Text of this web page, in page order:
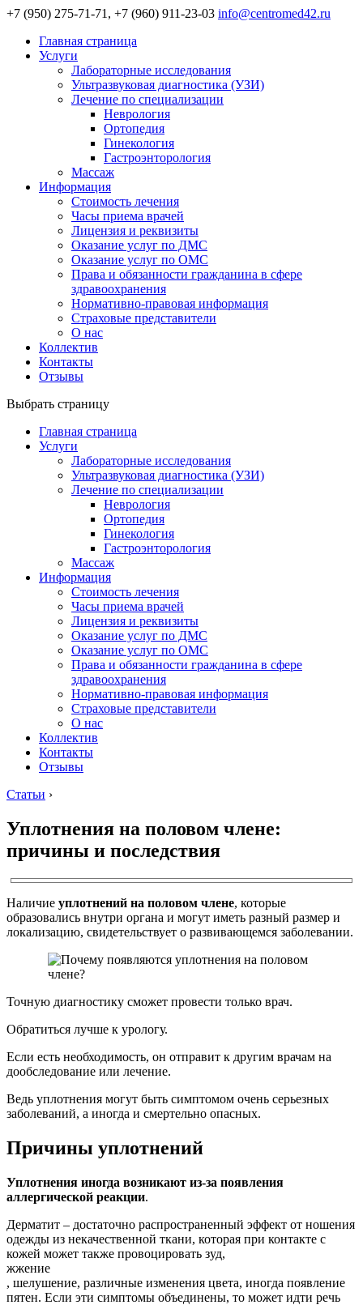
+7 (950) 275-71-71, +7 (960) 911-23-03 info@centromed42.ru
Главная страница
Услуги
Лабораторные исследования
Ультразвуковая диагностика (УЗИ)
Лечение по специализации
Неврология
Ортопедия
Гинекология
Гастроэнторология
Массаж
Информация
Стоимость лечения
Часы приема врачей
Лицензия и реквизиты
Оказание услуг по ДМС
Оказание услуг по ОМС
Права и обязанности гражданина в сфере
здравоохранения
Нормативно-правовая информация
Страховые представители
О нас
Коллектив
Контакты
Отзывы
Выбрать страницу
Главная страница
Услуги
Лабораторные исследования
Ультразвуковая диагностика (УЗИ)
Лечение по специализации
Неврология
Ортопедия
Гинекология
Гастроэнторология
Массаж
Информация
Стоимость лечения
Часы приема врачей
Лицензия и реквизиты
Оказание услуг по ДМС
Оказание услуг по ОМС
Права и обязанности гражданина в сфере
здравоохранения
Нормативно-правовая информация
Страховые представители
О нас
Коллектив
Контакты
Отзывы
Статьи ›
Уплотнения на половом члене:
причины и последствия
Наличие уплотнений на половом члене, которые
образовались внутри органа и могут иметь разный размер и
локализацию, свидетельствует о развивающемся заболевании.
Точную диагностику сможет провести только врач.
Обратиться лучше к урологу.
Если есть необходимость, он отправит к другим врачам на
дообследование или лечение.
Ведь уплотнения могут быть симптомом очень серьезных
заболеваний, а иногда и смертельно опасных.
Причины уплотнений
Уплотнения иногда возникают из-за появления
аллергической реакции.
Дерматит – достаточно распространенный эффект от ношения
одежды из некачественной ткани, которая при контакте с
кожей может также провоцировать зуд,
жжение
, шелушение, различные изменения цвета, иногда появление
пятен. Если эти симптомы объединены, то может идти речь